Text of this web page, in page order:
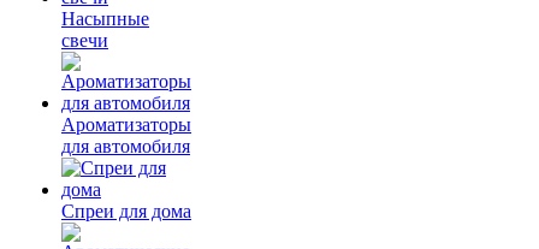
Насыпные
свечи
Ароматизаторы
для автомобиля
Спреи для дома